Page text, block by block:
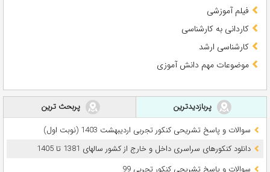
فیلم آموزشی
کاردانی به کارشناسی
کارشناسی ارشد
موضوعات مهم دانش آموزی
پربازدیدترین
پربحث ترین
سوالات و پاسخ تشریحی کنکور تجربی اردیبهشت 1403 (نوبت اول)
دانلود کنکورهای سراسری داخل و خارج از کشور سالهای 1381 تا 1405
سوالات و پاسخ تشریحی کنکور تجربی 99